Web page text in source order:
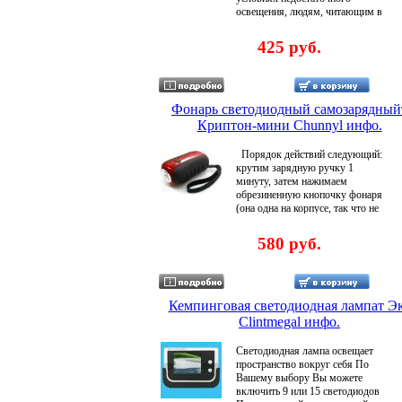
часов Гарантия 6 алкйпмесяцев
освещения, людям, читающим в
Фонарик светит туда, куда вы
поворачиваете голову, алвыни
использованы светодиоды Цвет
— защитный зеленый камуфляж
Питание: 1 элемент AAA-типа
Размеры: 90х65х5 мм Гарантия
6 месяцев со дня продажи .
425 руб.
Фонарь светодиодный
Криптон-мини Chunnyl инфо.
Порядок действий следующий:
крутим зарядную ручку 1
минуту, затем нажимаем
обрезиненную кнопочку фонаря
(она одна на корпусе, так что не
нажатия сверхяркий 05Вт
светодиод загораеалвэзтся в
же кнопочку еще раз Тот же
сверхяркий светодиод горит уже
в полный накал Жмем кнопочку
в третий раз - светодиод замигал
с частотой 2Гц В очередной раз
все выключилось После
минутной зарядки фонарик
алзгчгорит в течение 10 минут
Но несмотря на то, что он имеет
580 руб.
Кемпинговая светодиодная лампат
Clintmegal инфо.
Светодиодная лампа освещает
пространство вокруг себя По
Вашему выбору Вы можете
включить 9 или 15 светодиодов